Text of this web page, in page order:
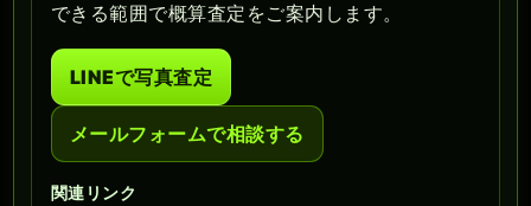
できる範囲で概算査定をご案内します。
LINEで写真査定
メールフォームで相談する
関連リンク